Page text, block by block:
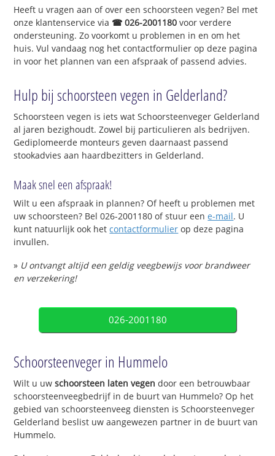
Heeft u vragen aan of over een schoorsteen vegen? Bel met
onze klantenservice via ☎ 026-2001180 voor verdere
ondersteuning. Zo voorkomt u problemen in en om het
huis. Vul vandaag nog het contactformulier op deze pagina
in voor het plannen van een afspraak of passend advies.
Hulp bij schoorsteen vegen in Gelderland?
Schoorsteen vegen is iets wat Schoorsteenveger Gelderland
al jaren bezighoudt. Zowel bij particulieren als bedrijven.
Gediplomeerde monteurs geven daarnaast passend
stookadvies aan haardbezitters in Gelderland.
Maak snel een afspraak!
Wilt u een afspraak in plannen? Of heeft u problemen met
uw schoorsteen? Bel 026-2001180 of stuur eene-mail. U
kunt natuurlijk ook hetcontactformulier op deze pagina
invullen.
» U ontvangt altijd een geldig veegbewijs voor brandweer
en verzekering!
026-2001180
Schoorsteenveger in Hummelo
Wilt u uwschoorsteen laten vegen door een betrouwbaar
schoorsteenveegbedrijf in de buurt van Hummelo? Op het
gebied van schoorsteenveeg diensten is Schoorsteenveger
Gelderland beslist uw aangewezen partner in de buurt van
Hummelo.